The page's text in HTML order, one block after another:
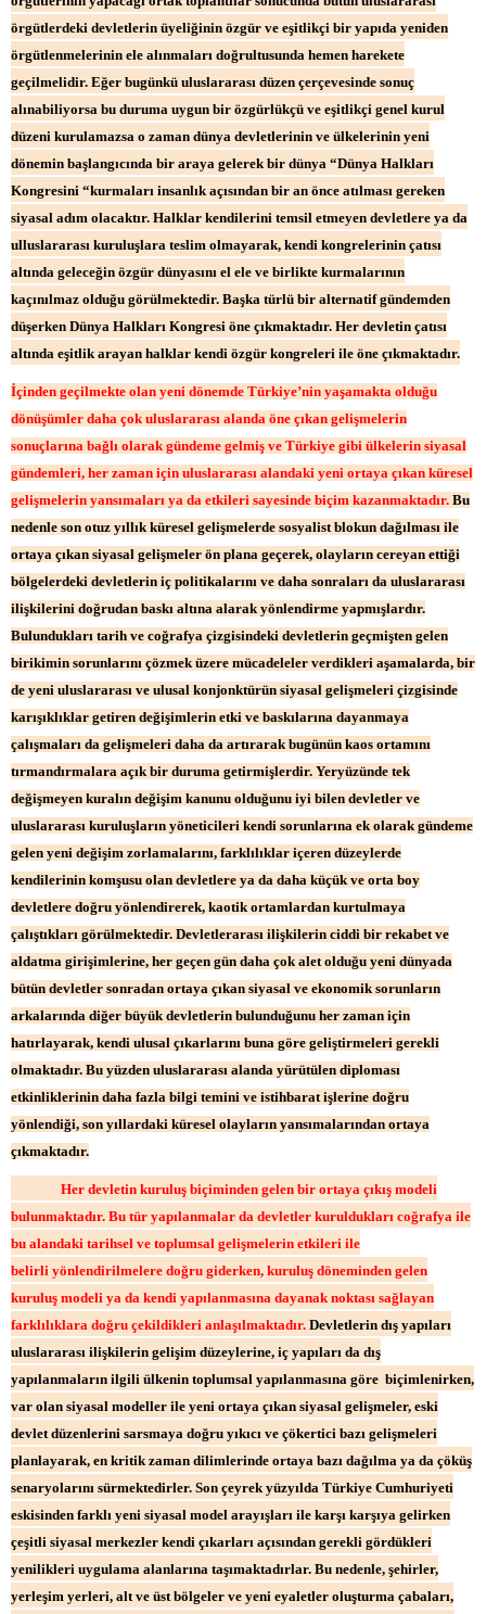
örgütlerdeki devletlerin üyeliğinin özgür ve eşitlikçi bir yapıda yeniden
örgütlenmelerinin ele alınmaları doğrultusunda hemen harekete
geçilmelidir. Eğer bugünkü uluslararası düzen çerçevesinde sonuç
alınabiliyorsa bu duruma uygun bir özgürlükçü ve eşitlikçi genel kurul
düzeni kurulamazsa o zaman dünya devletlerinin ve ülkelerinin yeni
dönemin başlangıcında bir araya gelerek bir dünya “Dünya Halkları
Kongresini “kurmaları insanlık açısından bir an önce atılması gereken
siyasal adım olacaktır. Halklar kendilerini temsil etmeyen devletlere ya da
ulluslararası kuruluşlara teslim olmayarak, kendi kongrelerinin çatısı
altında geleceğin özgür dünyasını el ele ve birlikte kurmalarının
kaçınılmaz olduğu görülmektedir. Başka türlü bir alternatif gündemden
düşerken Dünya Halkları Kongresi öne çıkmaktadır. Her devletin çatısı
altında eşitlik arayan halklar kendi özgür kongreleri ile öne çıkmaktadır.
İçinden geçilmekte olan yeni dönemde Türkiye’nin yaşamakta olduğu
dönüşümler daha çok uluslararası alanda öne çıkan gelişmelerin
sonuçlarına bağlı olarak gündeme gelmiş ve Türkiye gibi ülkelerin siyasal
gündemleri, her zaman için uluslararası alandaki yeni ortaya çıkan küresel
gelişmelerin yansımaları ya da etkileri sayesinde biçim kazanmaktadır. Bu
nedenle son otuz yıllık küresel gelişmelerde sosyalist blokun dağılması ile
ortaya çıkan siyasal gelişmeler ön plana geçerek, olayların cereyan ettiği
bölgelerdeki devletlerin iç politikalarını ve daha sonraları da uluslararası
ilişkilerini doğrudan baskı altına alarak yönlendirme yapmışlardır.
Bulundukları tarih ve coğrafya çizgisindeki devletlerin geçmişten gelen
birikimin sorunlarını çözmek üzere mücadeleler verdikleri aşamalarda, bir
de yeni uluslararası ve ulusal konjonktürün siyasal gelişmeleri çizgisinde
karışıklıklar getiren değişimlerin etki ve baskılarına dayanmaya
çalışmaları da gelişmeleri daha da artırarak bugünün kaos ortamını
tırmandırmalara açık bir duruma getirmişlerdir. Yeryüzünde tek
değişmeyen kuralın değişim kanunu olduğunu iyi bilen devletler ve
uluslararası kuruluşların yöneticileri kendi sorunlarına ek olarak gündeme
gelen yeni değişim zorlamalarını, farklılıklar içeren düzeylerde
kendilerinin komşusu olan devletlere ya da daha küçük ve orta boy
devletlere doğru yönlendirerek, kaotik ortamlardan kurtulmaya
çalıştıkları görülmektedir. Devletlerarası ilişkilerin ciddi bir rekabet ve
aldatma girişimlerine, her geçen gün daha çok alet olduğu yeni dünyada
bütün devletler sonradan ortaya çıkan siyasal ve ekonomik sorunların
arkalarında diğer büyük devletlerin bulunduğunu her zaman için
hatırlayarak, kendi ulusal çıkarlarını buna göre geliştirmeleri gerekli
olmaktadır. Bu yüzden uluslararası alanda yürütülen diploması
etkinliklerinin daha fazla bilgi temini ve istihbarat işlerine doğru
yönlendiği, son yıllardaki küresel olayların yansımalarından ortaya
çıkmaktadır.
Her devletin kuruluş biçiminden gelen bir ortaya çıkış modeli
bulunmaktadır. Bu tür yapılanmalar da devletler kuruldukları coğrafya ile
bu alandaki tarihsel ve toplumsal gelişmelerin etkileri ile
belirli yönlendirilmelere doğru giderken, kuruluş döneminden gelen
kuruluş modeli ya da kendi yapılanmasına dayanak noktası sağlayan
farklılıklara doğru çekildikleri anlaşılmaktadır. Devletlerin dış yapıları
uluslararası ilişkilerin gelişim düzeylerine, iç yapıları da dış
yapılanmaların ilgili ülkenin toplumsal yapılanmasına göre biçimlenirken,
var olan siyasal modeller ile yeni ortaya çıkan siyasal gelişmeler, eski
devlet düzenlerini sarsmaya doğru yıkıcı ve çökertici bazı gelişmeleri
planlayarak, en kritik zaman dilimlerinde ortaya bazı dağılma ya da çöküş
senaryolarını sürmektedirler. Son çeyrek yüzyılda Türkiye Cumhuriyeti
eskisinden farklı yeni siyasal model arayışları ile karşı karşıya gelirken
çeşitli siyasal merkezler kendi çıkarları açısından gerekli gördükleri
yenilikleri uygulama alanlarına taşımaktadırlar. Bu nedenle, şehirler,
yerleşim yerleri, alt ve üst bölgeler ve yeni eyaletler oluşturma çabaları,